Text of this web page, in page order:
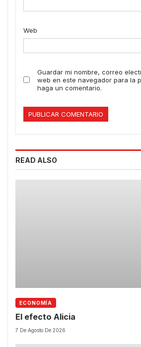
Web
Guardar mi nombre, correo
web en este navegador para la
haga un comentario.
READ ALSO
ECONOMÍA
El efecto Alicia
7 De Agosto De 2026